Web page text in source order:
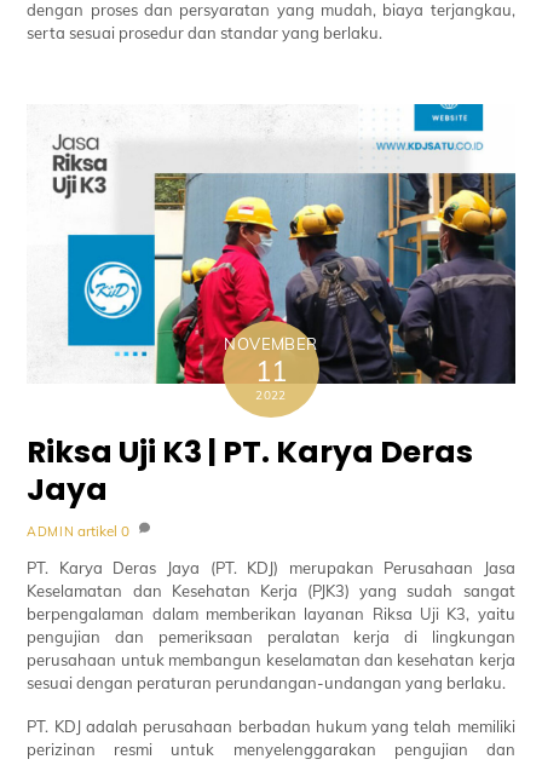
dengan proses dan persyaratan yang mudah, biaya terjangkau,
serta sesuai prosedur dan standar yang berlaku.
NOVEMBER
11
2022
Riksa Uji K3 | PT. Karya Deras
Jaya
ADMIN artikel 0
PT. Karya Deras Jaya (PT. KDJ) merupakan Perusahaan Jasa
Keselamatan dan Kesehatan Kerja (PJK3) yang sudah sangat
berpengalaman dalam memberikan layanan Riksa Uji K3, yaitu
pengujian dan pemeriksaan peralatan kerja di lingkungan
perusahaan untuk membangun keselamatan dan kesehatan kerja
sesuai dengan peraturan perundangan-undangan yang berlaku.
PT. KDJ adalah perusahaan berbadan hukum yang telah memiliki
perizinan resmi untuk menyelenggarakan pengujian dan